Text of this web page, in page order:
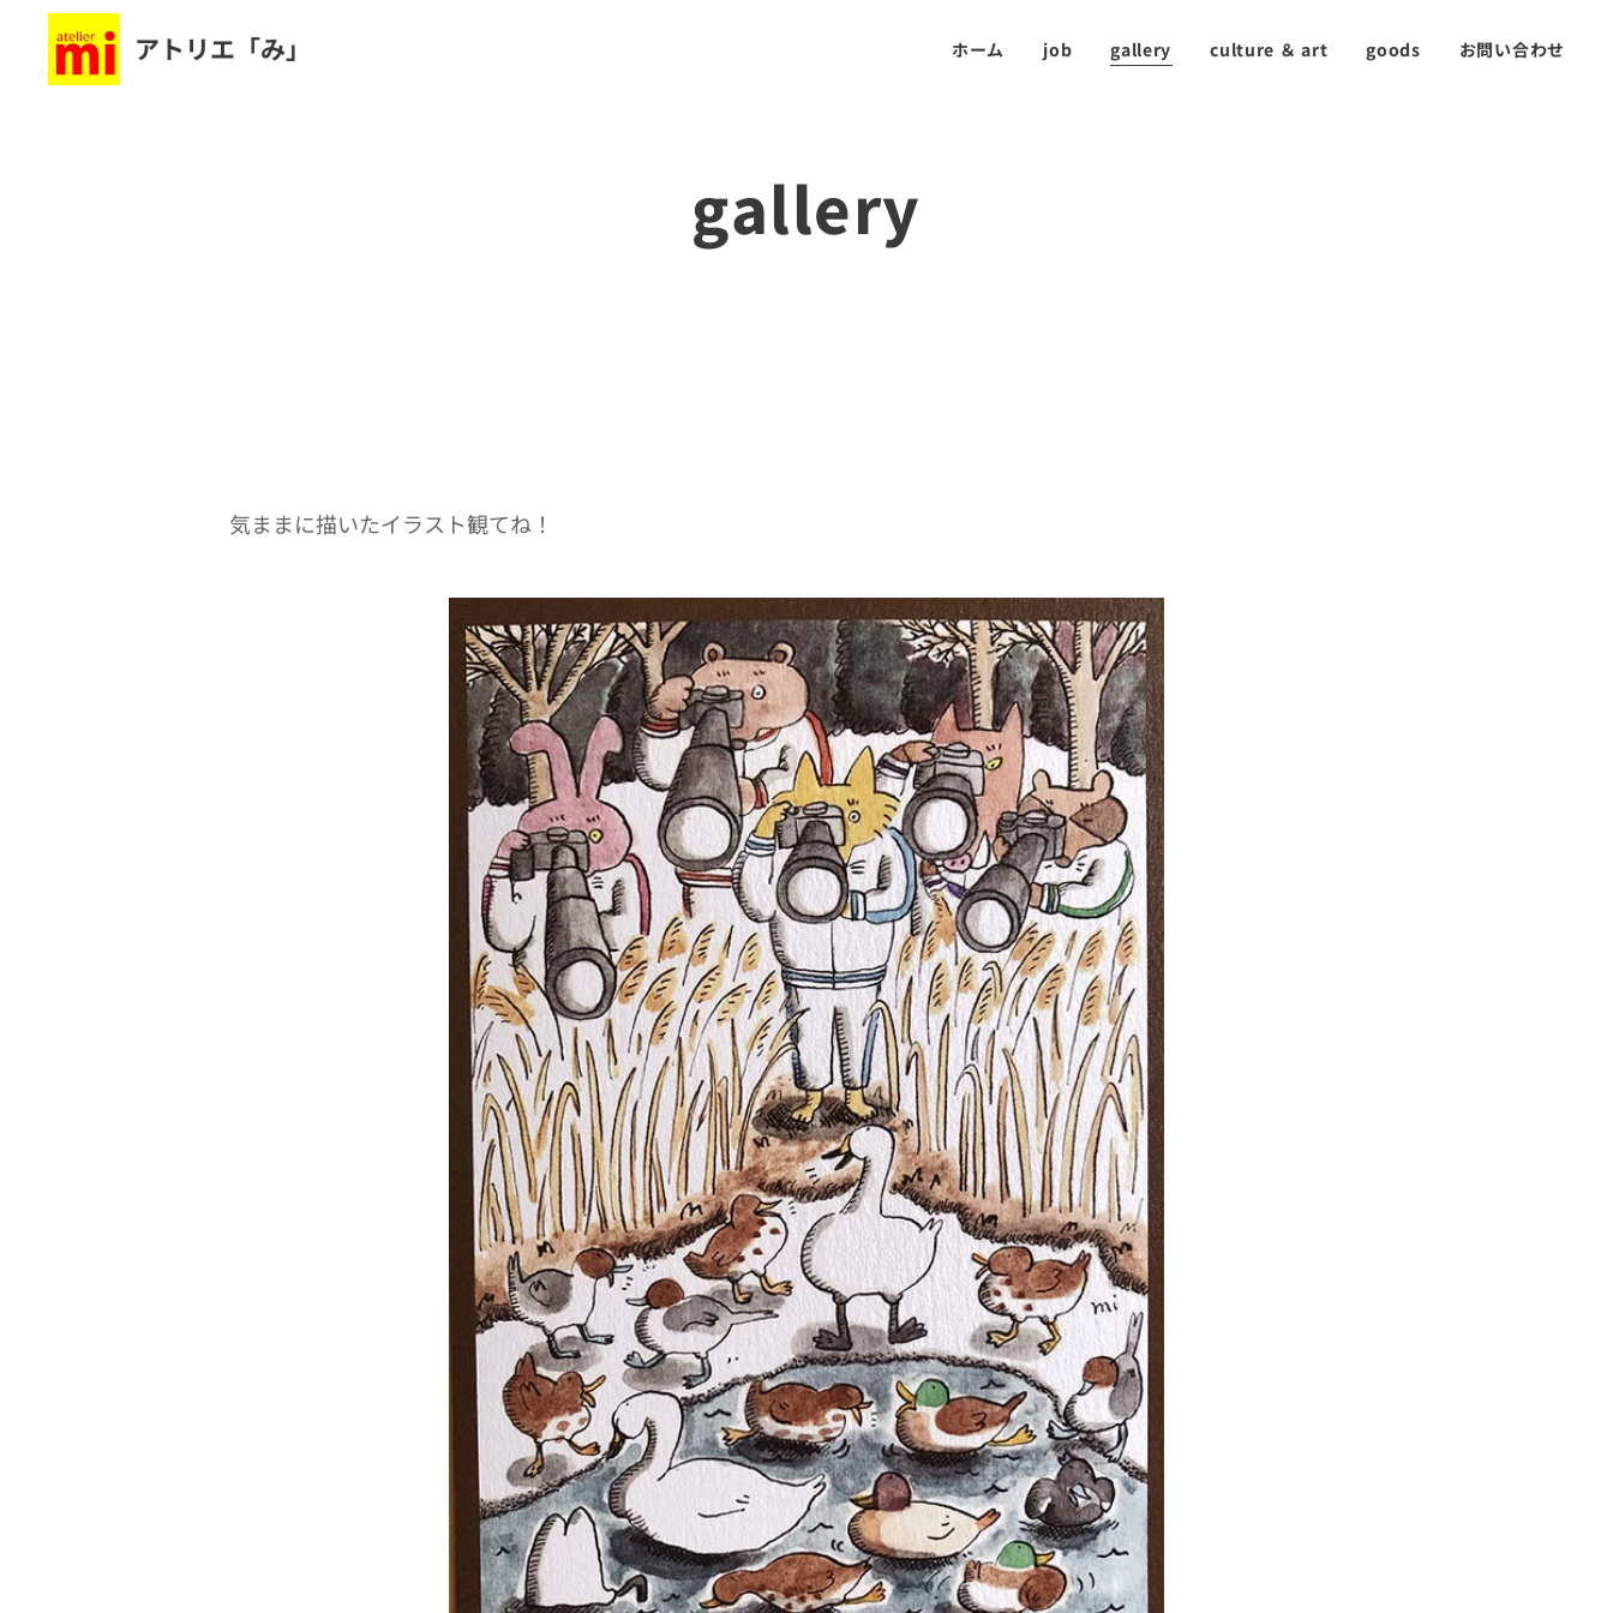
アトリエ「み」 ホーム job gallery culture ＆ art goods お問い合わせ
gallery
気ままに描いたイラスト観てね！